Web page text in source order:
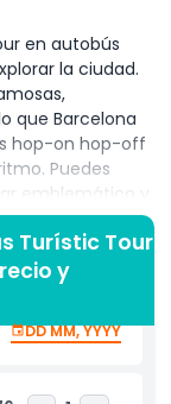
en autobús
la ciudad.
que Barcelona
hop-on hop-off
Puedes
emblemático y
circulan
esperar
de ver lugares
Batlló y las
en autobús
en varios
del viaje.
Turístic Tour
y
DD MM, YYYY